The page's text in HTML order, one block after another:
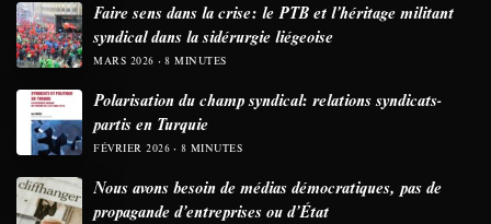
Faire sens dans la crise: le PTB et l’héritage militant
syndical dans la sidérurgie liégeoise
MARS 2026 8 MINUTES
Polarisation du champ syndical: relations syndicats-
partis en Turquie
FÉVRIER 2026 8 MINUTES
Nous avons besoin de médias démocratiques, pas de
propagande d’entreprises ou d’État